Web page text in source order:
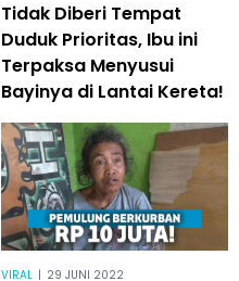
Tidak Diberi Tempat
Duduk Prioritas, Ibu ini
Terpaksa Menyusui
Bayinya di Lantai Kereta!
VIRAL | 29 JUNI 2022